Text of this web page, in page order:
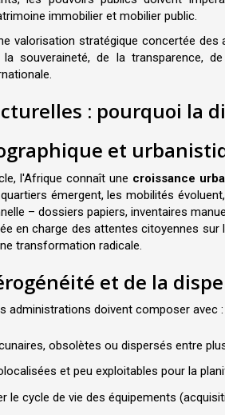
immobilier et mobilier public.
valorisation stratégique concertée
la souveraineté, de la transparence,
: pourquoi la
et
l'Afrique connaît une croissance
émergent, les mobilités
– dossiers papiers, inventaires
en charge des attentes citoyennes sur
transformation radicale.
et de la
administrations doivent composer avec :
obsolètes ou dispersés entre
et peu exploitables pour la
le cycle de vie des équipements